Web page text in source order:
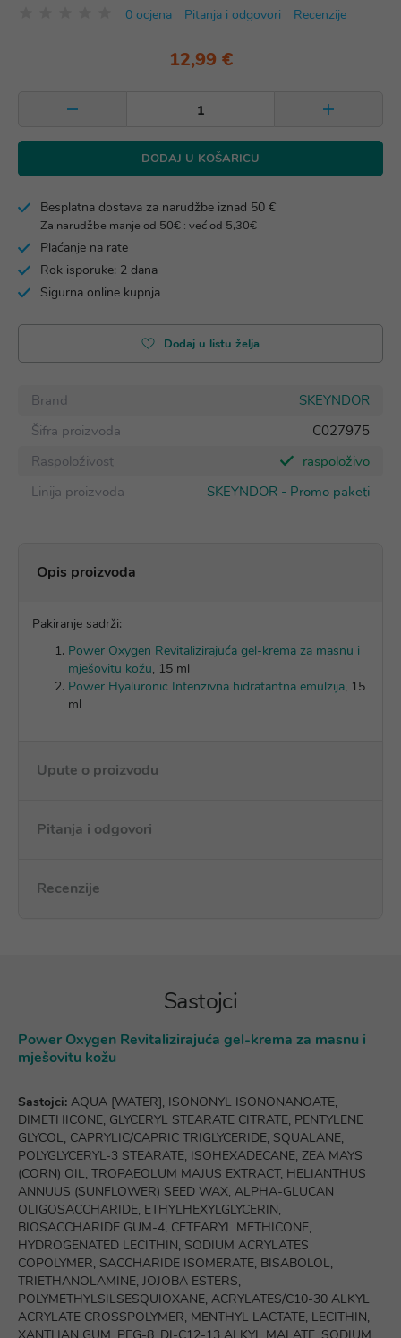
0 ocjena Pitanja i odgovori Recenzije
12,99 €
DODAJ U KOŠARICU
Besplatna dostava za narudžbe iznad 50 €
Za narudžbe manje od 50€ : već od 5,30€
Plaćanje na rate
Rok isporuke: 2 dana
Sigurna online kupnja
Dodaj u listu želja
Brand
SKEYNDOR
Šifra proizvoda
C027975
Raspoloživost
raspoloživo
Linija proizvoda
SKEYNDOR - Promo paketi
Opis proizvoda
Pakiranje sadrži:
Power Oxygen Revitalizirajuća gel-krema za masnu i
mješovitu kožu, 15 ml
Power Hyaluronic Intenzivna hidratantna emulzija, 15
ml
Upute o proizvodu
Pitanja i odgovori
Recenzije
Sastojci
Power Oxygen Revitalizirajuća gel-krema za masnu i
mješovitu kožu
Sastojci: AQUA [WATER], ISONONYL ISONONANOATE,
DIMETHICONE, GLYCERYL STEARATE CITRATE, PENTYLENE
GLYCOL, CAPRYLIC/CAPRIC TRIGLYCERIDE, SQUALANE,
POLYGLYCERYL-3 STEARATE, ISOHEXADECANE, ZEA MAYS
(CORN) OIL, TROPAEOLUM MAJUS EXTRACT, HELIANTHUS
ANNUUS (SUNFLOWER) SEED WAX, ALPHA-GLUCAN
OLIGOSACCHARIDE, ETHYLHEXYLGLYCERIN,
BIOSACCHARIDE GUM-4, CETEARYL METHICONE,
HYDROGENATED LECITHIN, SODIUM ACRYLATES
COPOLYMER, SACCHARIDE ISOMERATE, BISABOLOL,
TRIETHANOLAMINE, JOJOBA ESTERS,
POLYMETHYLSILSESQUIOXANE, ACRYLATES/C10-30 ALKYL
ACRYLATE CROSSPOLYMER, MENTHYL LACTATE, LECITHIN,